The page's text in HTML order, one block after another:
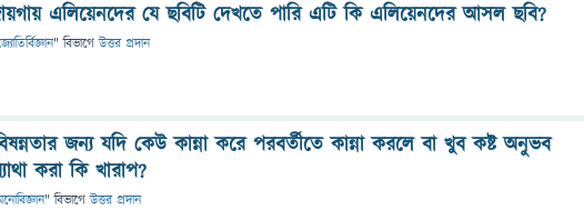
এলিয়েনদের যে ছবিটি দেখতে পারি এটি কি এলিয়েনদের আসল ছবি?
" বিভাগে উত্তর প্রদান
জন্য যদি কেউ কান্না করে পরবর্তীতে কান্না করলে বা খুব কষ্ট অনুভব
করা কি খারাপ?
" বিভাগে উত্তর প্রদান